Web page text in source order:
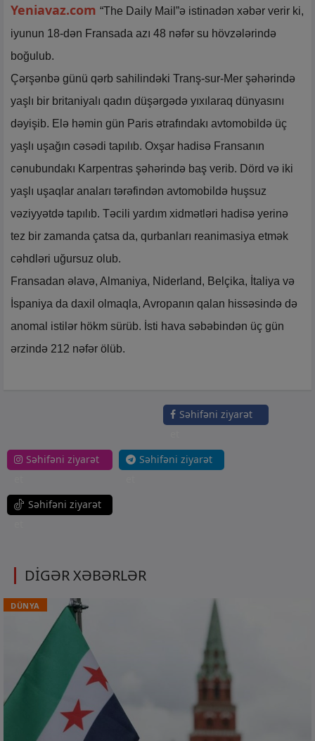
Yeniavaz.com “The Daily Mail”ə istinadən xəbər verir ki,
iyunun 18-dən Fransada azı 48 nəfər su hövzələrində
boğulub.
Çərşənbə günü qərb sahilindəki Tranş-sur-Mer şəhərində
yaşlı bir britaniyalı qadın düşərgədə yıxılaraq dünyasını
dəyişib. Elə həmin gün Paris ətrafındakı avtomobildə üç
yaşlı uşağın cəsədi tapılıb. Oxşar hadisə Fransanın
cənubundakı Karpentras şəhərində baş verib. Dörd və iki
yaşlı uşaqlar anaları tərəfindən avtomobildə huşsuz
vəziyyətdə tapılıb. Təcili yardım xidmətləri hadisə yerinə
tez bir zamanda çatsa da, qurbanları reanimasiya etmək
cəhdləri uğursuz olub.
Fransadan əlavə, Almaniya, Niderland, Belçika, İtaliya və
İspaniya da daxil olmaqla, Avropanın qalan hissəsində də
anomal istilər hökm sürüb. İsti hava səbəbindən üç gün
ərzində 212 nəfər ölüb.
Səhifəni ziyarət
Səhifəni ziyarət
Səhifəni ziyarət
Səhifəni ziyarət
DİGƏR XƏBƏRLƏR
DÜNYA